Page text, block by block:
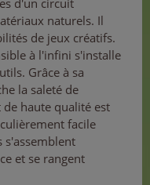
d'un circuit
naturels. Il
de jeux créatifs.
à l'infini s'installe
Grâce à sa
la saleté de
haute qualité est
facile
s'assemblent
et se rangent